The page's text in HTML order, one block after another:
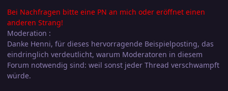
Bei Nachfragen bitte eine PN an mich oder eröffnet einen
anderen Strang!
Moderation :
Danke Henni, für dieses hervorragende Beispielposting, das
eindringlich verdeutlicht, warum Moderatoren in diesem
Forum notwendig sind: weil sonst jeder Thread verschwampft
würde.